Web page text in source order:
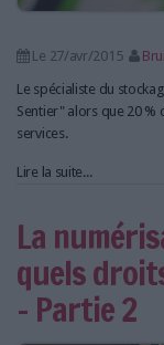
Le 27/avr/2015
Le spécialiste du
Sentier" alors que 20 %
services.
Lire la suite...
La
quels
– Partie 2